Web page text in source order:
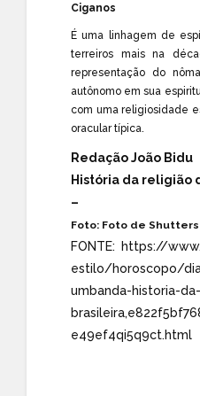
Ciganos
É uma linhagem de
terreiros mais na
representação do
autônomo em sua
com uma religiosidade
oracular típica.
Redação João Bidu
História da religião
–
Foto: Foto de
FONTE: https://
estilo/horoscopo/
umbanda-historia-
e49ef4qi5q9ct.html